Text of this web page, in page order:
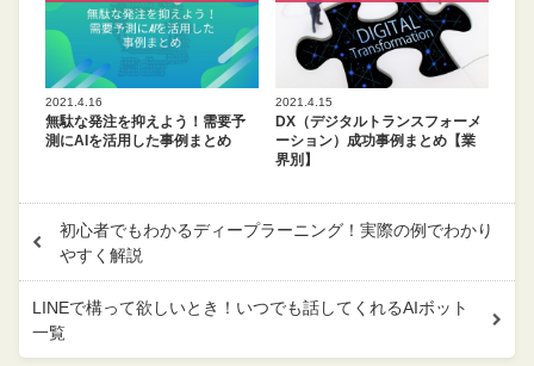
2021.4.16
無駄な発注を抑えよう！需要予
測にAIを活用した事例まとめ
2021.4.15
DX（デジタルトランスフォーメ
ーション）成功事例まとめ【業
界別】
初心者でもわかるディープラーニング！実際の例でわかり
やすく解説
LINEで構って欲しいとき！いつでも話してくれるAIボット
一覧